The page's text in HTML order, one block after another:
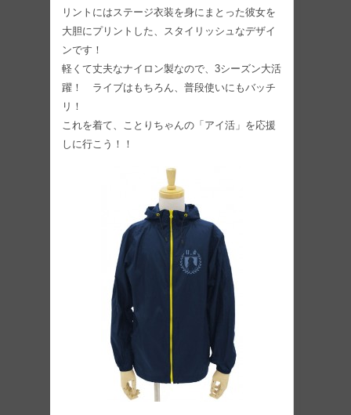
リントにはステージ衣装を身にまとった彼女を
大胆にプリントした、スタイリッシュなデザイ
ンです！
軽くて丈夫なナイロン製なので、3シーズン大活
躍！ ライブはもちろん、普段使いにもバッチ
リ！
これを着て、ことりちゃんの「アイ活」を応援
しに行こう！！